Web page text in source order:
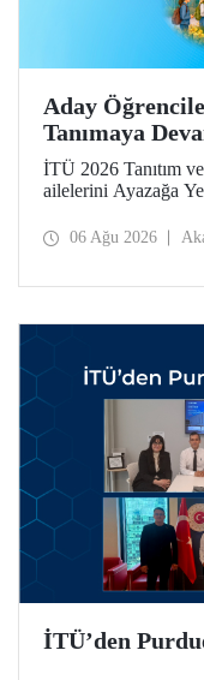
Aday
Tanımaya
İTÜ 2026 Tanıtım
ailelerini Ayazağa
ilgili fakülte ve
06 Ağu 2026
İTÜ’den